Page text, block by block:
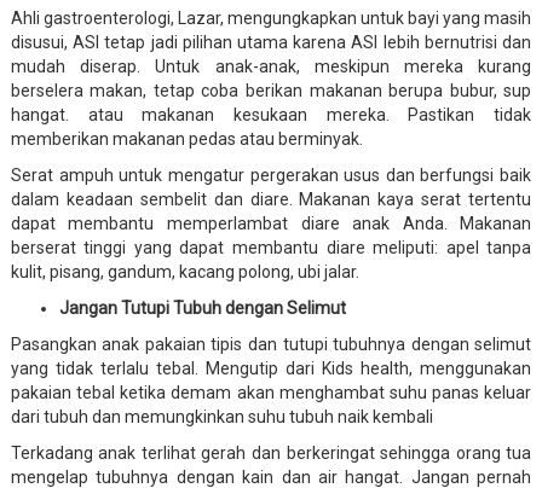
Ahli gastroenterologi, Lazar, mengungkapkan untuk bayi yang masih
disusui, ASI tetap jadi pilihan utama karena ASI lebih bernutrisi dan
mudah diserap. Untuk anak-anak, meskipun mereka kurang
berselera makan, tetap coba berikan makanan berupa bubur, sup
hangat. atau makanan kesukaan mereka. Pastikan tidak
memberikan makanan pedas atau berminyak.
Serat ampuh untuk mengatur pergerakan usus dan berfungsi baik
dalam keadaan sembelit dan diare. Makanan kaya serat tertentu
dapat membantu memperlambat diare anak Anda. Makanan
berserat tinggi yang dapat membantu diare meliputi: apel tanpa
kulit, pisang, gandum, kacang polong, ubi jalar.
Jangan Tutupi Tubuh dengan Selimut
Pasangkan anak pakaian tipis dan tutupi tubuhnya dengan selimut
yang tidak terlalu tebal. Mengutip dari Kids health, menggunakan
pakaian tebal ketika demam akan menghambat suhu panas keluar
dari tubuh dan memungkinkan suhu tubuh naik kembali
Terkadang anak terlihat gerah dan berkeringat sehingga orang tua
mengelap tubuhnya dengan kain dan air hangat. Jangan pernah